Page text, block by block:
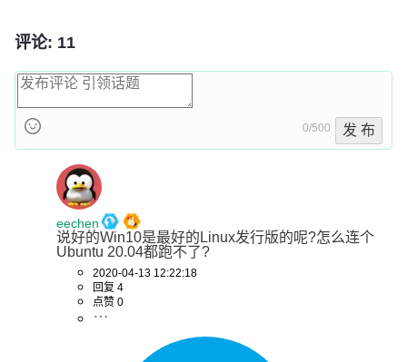
评论: 11
0/500 发 布
eechen
说好的Win10是最好的Linux发行版的呢?怎么连个
Ubuntu 20.04都跑不了?
2020-04-13 12:22:18
回复 4
点赞 0